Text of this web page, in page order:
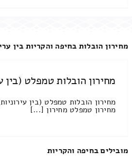
מחירון הובלות בחיפה והקריות בין
מחירון הובלות טמפלט (בין
מחירון הובלות טמפלט (בין
מחירון טמפלט מחירון [...]
מובילים בחיפה והקריות